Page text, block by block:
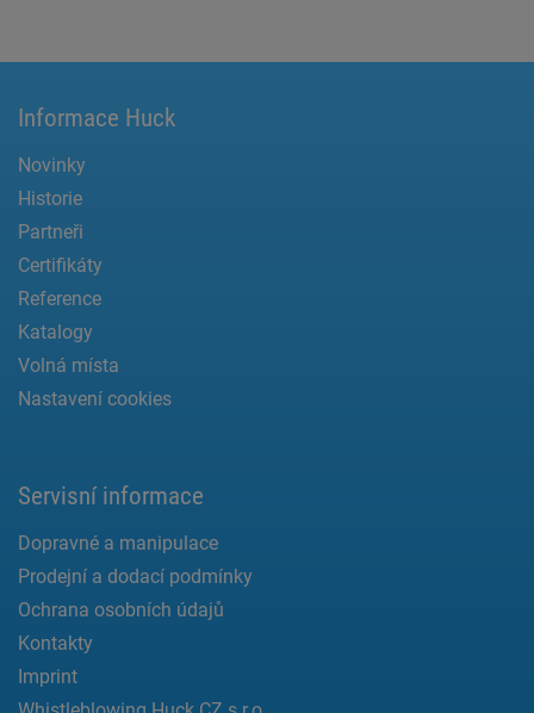
Informace Huck
Novinky
Historie
Partneři
Certifikáty
Reference
Katalogy
Volná místa
Nastavení cookies
Servisní informace
Dopravné a manipulace
Prodejní a dodací podmínky
Ochrana osobních údajů
Kontakty
Imprint